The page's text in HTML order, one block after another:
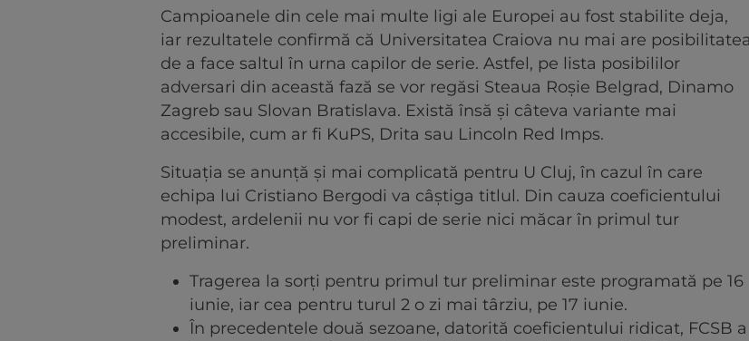
Campioanele din cele mai multe ligi ale Europei au fost stabilite deja,
iar rezultatele confirmă că Universitatea Craiova nu mai are posibilitatea
de a face saltul în urna capilor de serie. Astfel, pe lista posibililor
adversari din această fază se vor regăsi Steaua Roșie Belgrad, Dinamo
Zagreb sau Slovan Bratislava. Există însă și câteva variante mai
accesibile, cum ar fi KuPS, Drita sau Lincoln Red Imps.
Situația se anunță și mai complicată pentru U Cluj, în cazul în care
echipa lui Cristiano Bergodi va câștiga titlul. Din cauza coeficientului
modest, ardelenii nu vor fi capi de serie nici măcar în primul tur
preliminar.
Tragerea la sorți pentru primul tur preliminar este programată pe 16
iunie, iar cea pentru turul 2 o zi mai târziu, pe 17 iunie.
În precedentele două sezoane, datorită coeficientului ridicat, FCSB a